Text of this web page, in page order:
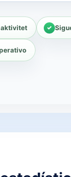
aktivitet